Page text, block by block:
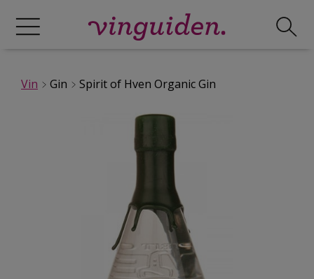
Vin Gin Spirit of Hven Organic Gin